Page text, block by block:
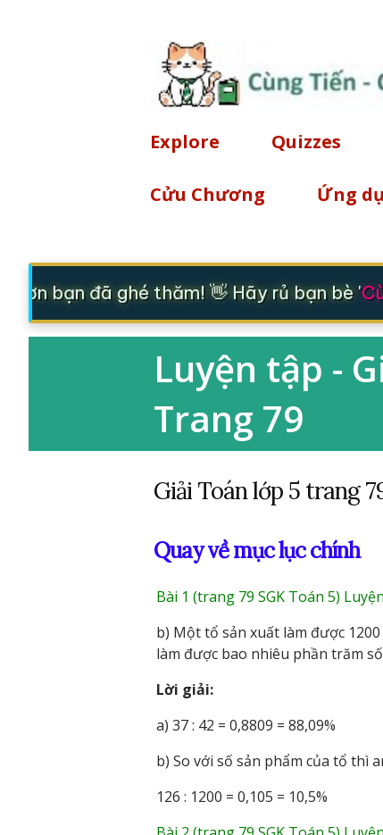
Explore Quizzes
Cửu Chương Ứng
ơn bạn đã ghé thăm! 👋 Hãy rủ bạn bè '
Luyện tập -
Trang 79
Giải Toán lớp 5 trang
Quay về mục lục chính
Bài 1 (trang 79 SGK Toán 5)
b) Một tổ sản xuất làm được
làm được bao nhiêu phần trăm
Lời giải:
a) 37 : 42 = 0,8809 = 88,09%
b) So với số sản phẩm của tổ thì
126 : 1200 = 0,105 = 10,5%